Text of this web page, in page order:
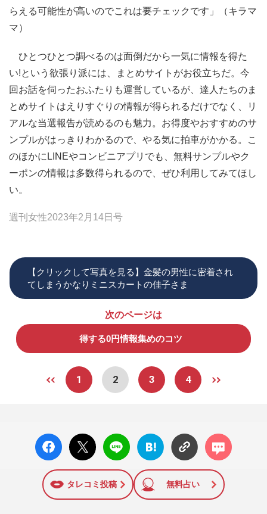
らえる可能性が高いのでこれは要チェックです」（キラマ
マ）
ひとつひとつ調べるのは面倒だから一気に情報を得た
い!という欲張り派には、まとめサイトがお役立ちだ。今
回お話を伺ったおふたりも運営しているが、達人たちのま
とめサイトはえりすぐりの情報が得られるだけでなく、リ
アルな当選報告が読めるのも魅力。お得度やおすすめのサ
ンプルがはっきりわかるので、やる気に拍車がかかる。こ
のほかにLINEやコンビニアプリでも、無料サンプルやク
ーポンの情報は多数得られるので、ぜひ利用してみてほし
い。
週刊女性2023年2月14日号
【クリックして写真を見る】金髪の男性に密着され
てしまうかなりミニスカートの佳子さま
次のページは
得する0円情報集めのコツ
1 2 3 4
facebo
ok い
X ポス
ト
LINE
はてな
ブック
に追加
コメン
ト
タレコミ投稿 無料占い